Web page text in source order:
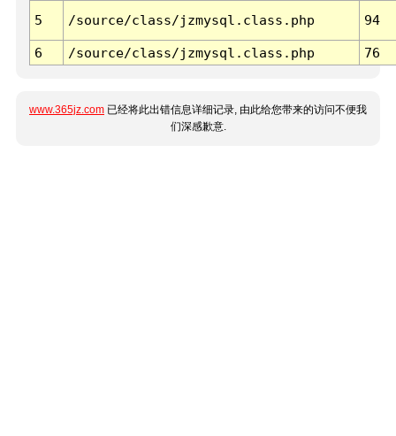
5 /source/class/jzmysql.class.php 94
6 /source/class/jzmysql.class.php 76
www.365jz.com 已经将此出错信息详细记录, 由此给您带来的访问不便我
们深感歉意.